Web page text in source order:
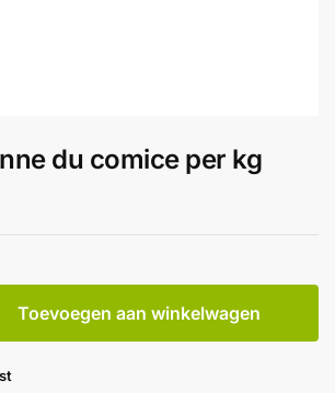
du comice per kg
Toevoegen aan winkelwagen